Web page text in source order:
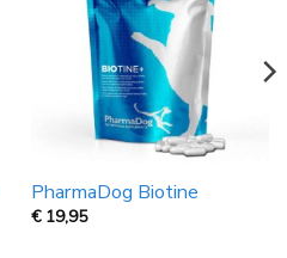
PharmaDog Biotine
€ 19,95